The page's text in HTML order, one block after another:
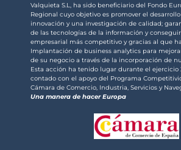
Valquieta S.L, ha sido beneficiario del Fondo
Regional cuyo objetivo es promover el
innovación y una investigación de calidad;
de las tecnologías de la información y
empresarial más competitivo y gracias al que
Implantación de business analytics para
de su negocio a través de la incorporación de
Esta acción ha tenido lugar durante el ejercicio
contado con el apoyo del Programa
Cámara de Comercio, Industria, Servicios y
Una manera de hacer Europa